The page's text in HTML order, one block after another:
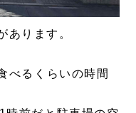
あります。
べるくらいの時間